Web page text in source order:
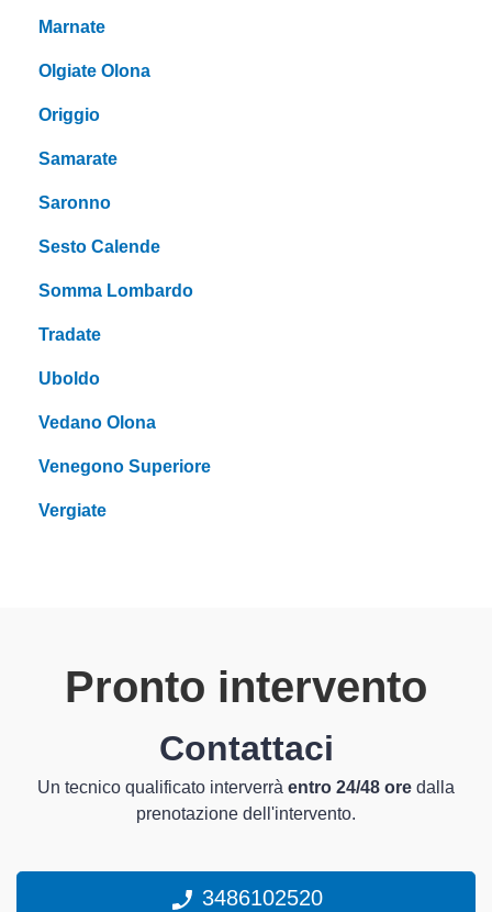
Marnate
Olgiate Olona
Origgio
Samarate
Saronno
Sesto Calende
Somma Lombardo
Tradate
Uboldo
Vedano Olona
Venegono Superiore
Vergiate
Pronto intervento
Contattaci
Un tecnico qualificato interverrà entro 24/48 ore dalla
prenotazione dell'intervento.
3486102520